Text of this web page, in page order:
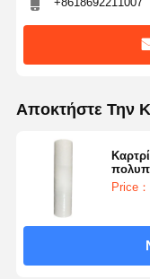
Αποκτήστε Την
Price